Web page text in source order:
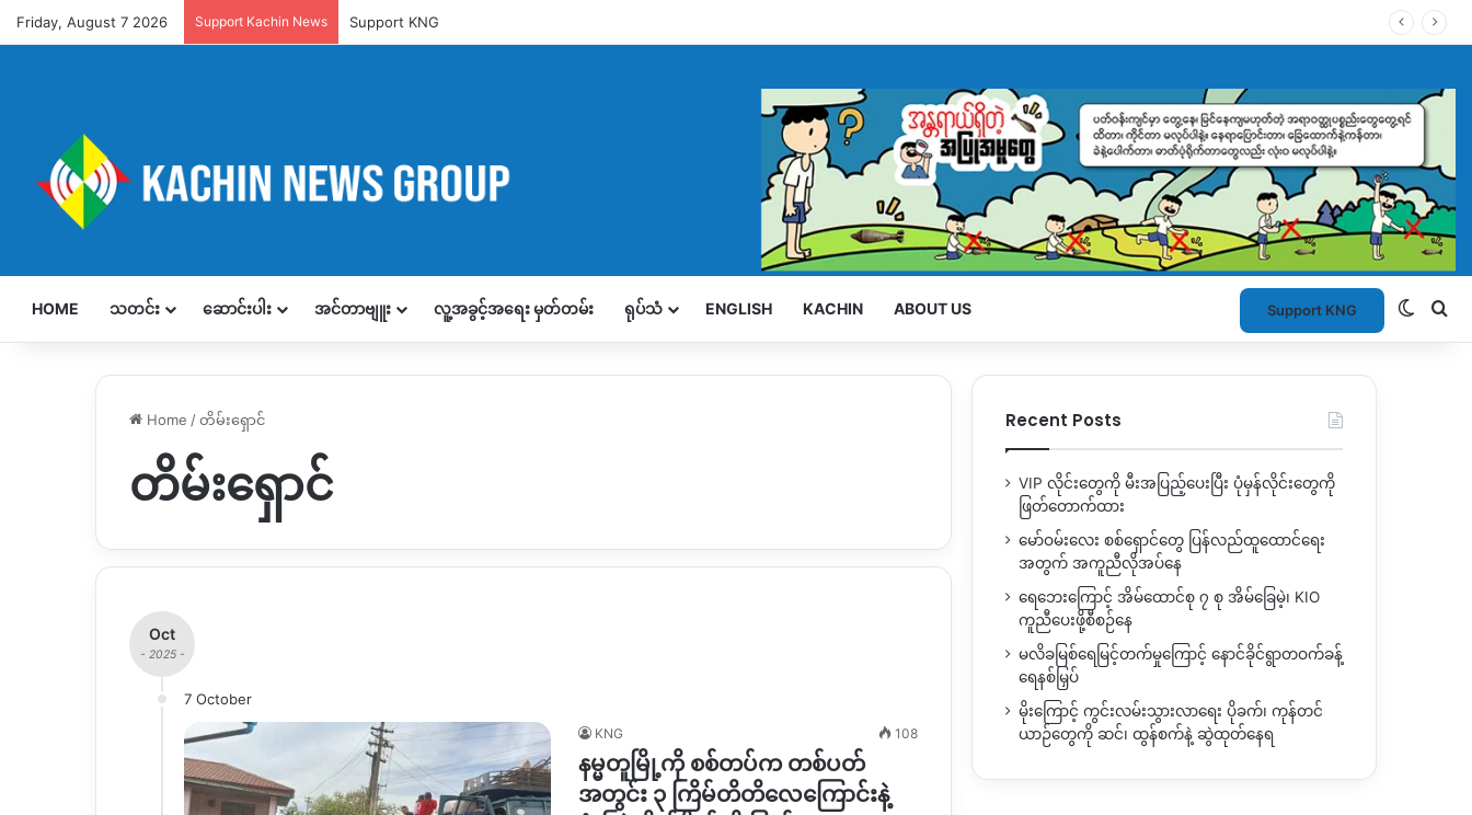
Friday, August 7 2026 Support Kachin News Support KNG
HOME သတင်း ဆောင်းပါး အင်တာဗျူး လူ့အခွင့်အရေး မှတ်တမ်း ရုပ်သံ ENGLISH KACHIN ABOUT US Support KNG
Home /တိမ်းရှောင်
တိမ်းရှောင်
Oct
- 2025 -
7 October
KNG 108
နမ္မတူမြို့ကို စစ်တပ်က တစ်ပတ်
အတွင်း ၃ ကြိမ်တိတိလေကြောင်းနဲ့
Recent Posts
VIP လိုင်းတွေကို မီးအပြည့်ပေးပြီး ပုံမှန်လိုင်းတွေကို
ဖြတ်တောက်ထား
မော်ဝမ်းလေး စစ်ရှောင်တွေ ပြန်လည်ထူထောင်ရေး
အတွက် အကူညီလိုအပ်နေ
ရေဘေးကြောင့် အိမ်ထောင်စု ၇ စု အိမ်ခြေမဲ့၊ KIO
ကူညီပေးဖို့စီစဉ်နေ
မလိခမြစ်ရေမြင့်တက်မှုကြောင့် နောင်ခိုင်ရွာတဝက်ခန့်
ရေနစ်မြှပ်
မိုးကြောင့် ကွင်းလမ်းသွားလာရေး ပိုခက်၊ ကုန်တင်
ယာဉ်တွေကို ဆင်၊ ထွန်စက်နဲ့ ဆွဲထုတ်နေရ